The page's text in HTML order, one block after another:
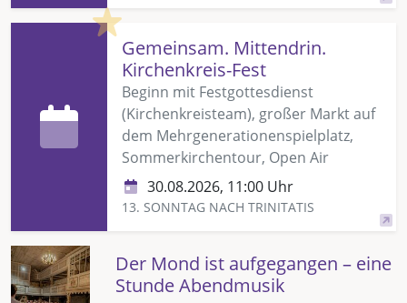
Highlight
Gemeinsam. Mittendrin.
Kirchenkreis-Fest
Beginn mit Festgottesdienst
(Kirchenkreisteam), großer Markt auf
dem Mehrgenerationenspielplatz,
Sommerkirchentour, Open Air
30.08.2026, 11:00 Uhr
13. SONNTAG NACH TRINITATIS
Der Mond ist aufgegangen – eine
Stunde Abendmusik